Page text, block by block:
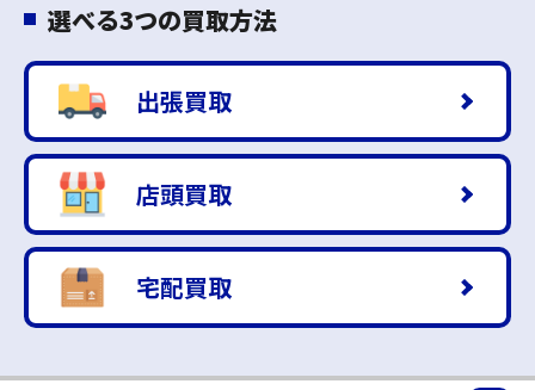
選べる3つの買取方法
出張買取
店頭買取
宅配買取